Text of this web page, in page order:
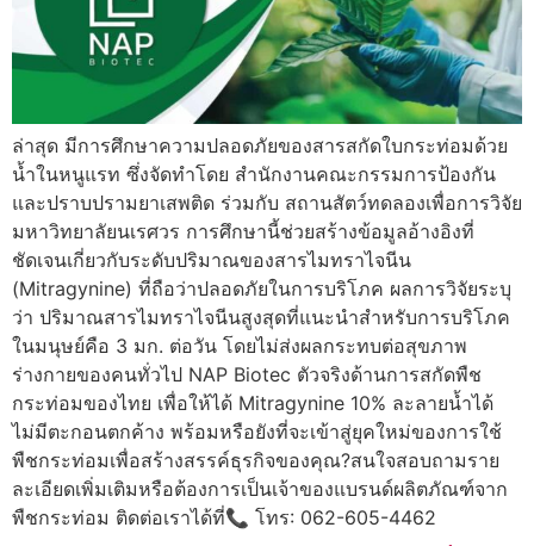
ล่าสุด มีการศึกษาความปลอดภัยของสารสกัดใบกระท่อมด้วย
น้ำในหนูแรท ซึ่งจัดทำโดย สำนักงานคณะกรรมการป้องกัน
และปราบปรามยาเสพติด ร่วมกับ สถานสัตว์ทดลองเพื่อการวิจัย
มหาวิทยาลัยนเรศวร การศึกษานี้ช่วยสร้างข้อมูลอ้างอิงที่
ชัดเจนเกี่ยวกับระดับปริมาณของสารไมทราไจนีน
(Mitragynine) ที่ถือว่าปลอดภัยในการบริโภค ผลการวิจัยระบุ
ว่า ปริมาณสารไมทราไจนีนสูงสุดที่แนะนำสำหรับการบริโภค
ในมนุษย์คือ 3 มก. ต่อวัน โดยไม่ส่งผลกระทบต่อสุขภาพ
ร่างกายของคนทั่วไป NAP Biotec ตัวจริงด้านการสกัดพืช
กระท่อมของไทย เพื่อให้ได้ Mitragynine 10% ละลายน้ำได้
ไม่มีตะกอนตกค้าง พร้อมหรือยังที่จะเข้าสู่ยุคใหม่ของการใช้
พืชกระท่อมเพื่อสร้างสรรค์ธุรกิจของคุณ?สนใจสอบถามราย
ละเอียดเพิ่มเติมหรือต้องการเป็นเจ้าของแบรนด์ผลิตภัณฑ์จาก
พืชกระท่อม ติดต่อเราได้ที่📞 โทร: 062-605-4462